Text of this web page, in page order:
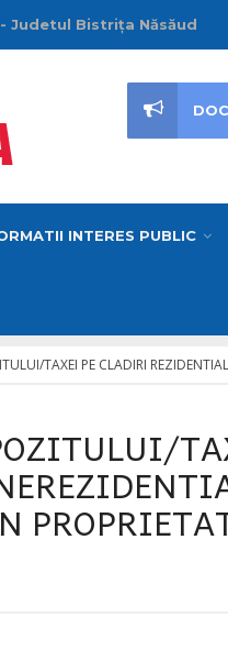
Judetul Bistrița Năsăud
INTERES PUBLIC
TAXEI PE CLADIRI